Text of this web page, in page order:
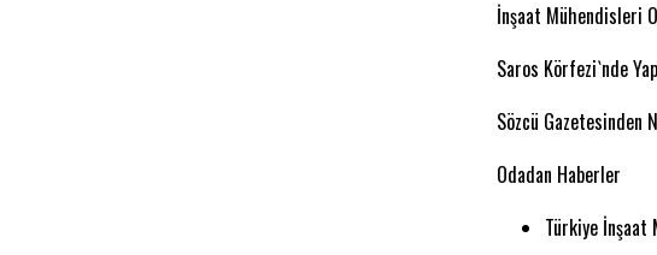
İnşaat Mühendisleri
Saros Körfezi`nde
Sözcü Gazetesinden
Odadan Haberler
Türkiye İnşaat